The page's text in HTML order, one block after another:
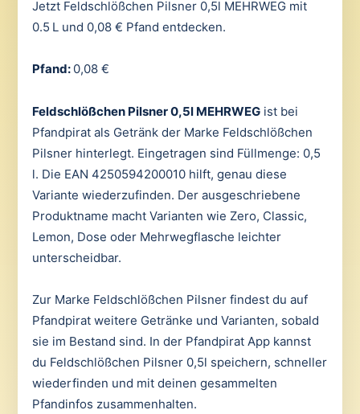
Jetzt Feldschlößchen Pilsner 0,5l MEHRWEG mit
0.5 L und 0,08 € Pfand entdecken.
Pfand: 0,08 €
Feldschlößchen Pilsner 0,5l MEHRWEGist bei
Pfandpirat als Getränk der Marke Feldschlößchen
Pilsner hinterlegt. Eingetragen sind Füllmenge: 0,5
l. Die EAN 4250594200010 hilft, genau diese
Variante wiederzufinden. Der ausgeschriebene
Produktname macht Varianten wie Zero, Classic,
Lemon, Dose oder Mehrwegflasche leichter
unterscheidbar.
Zur Marke Feldschlößchen Pilsner findest du auf
Pfandpirat weitere Getränke und Varianten, sobald
sie im Bestand sind. In der Pfandpirat App kannst
du Feldschlößchen Pilsner 0,5l speichern, schneller
wiederfinden und mit deinen gesammelten
Pfandinfos zusammenhalten.